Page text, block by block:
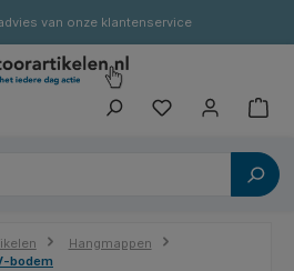
van onze klantenservice
Hangmappen
bodem